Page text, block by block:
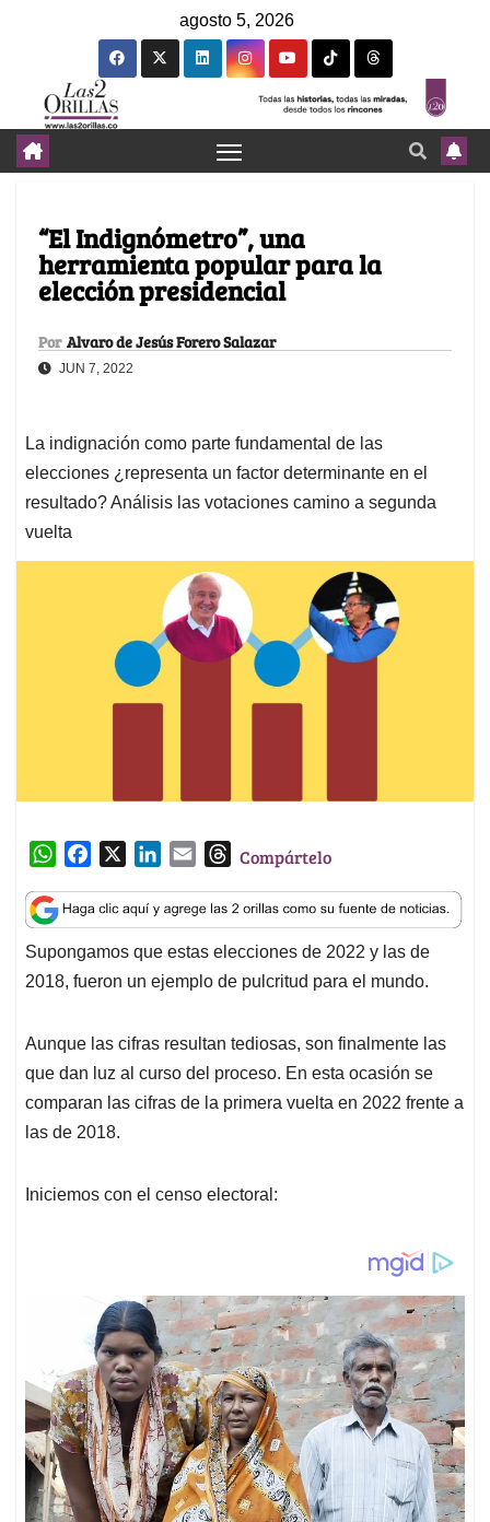
agosto 5, 2026
“El Indignómetro”, una
herramienta popular para la
elección presidencial
Por Alvaro de Jesús Forero Salazar
JUN 7, 2022
La indignación como parte fundamental de las
elecciones ¿representa un factor determinante en el
resultado? Análisis las votaciones camino a segunda
vuelta
W
a
t
s
A
p
c
e
b
o
k
n
k
e
d
n
a
i
l
T
r
e
a
d
Compártelo
Supongamos que estas elecciones de 2022 y las de
2018, fueron un ejemplo de pulcritud para el mundo.
Aunque las cifras resultan tediosas, son finalmente las
que dan luz al curso del proceso. En esta ocasión se
comparan las cifras de la primera vuelta en 2022 frente a
las de 2018.
Iniciemos con el censo electoral: